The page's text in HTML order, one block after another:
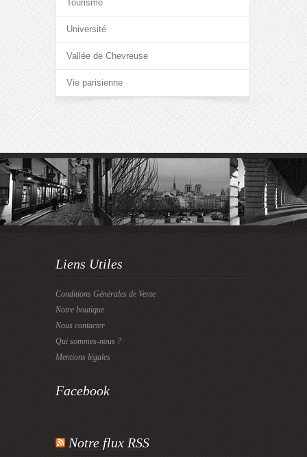
Tourisme
Université
Vallée de Chevreuse
Vie parisienne
Liens Utiles
Conditions Générales de Vente
Notre boutique
Nous contacter
Qui sommes-nous ?
Mentions légales
Facebook
Notre flux RSS